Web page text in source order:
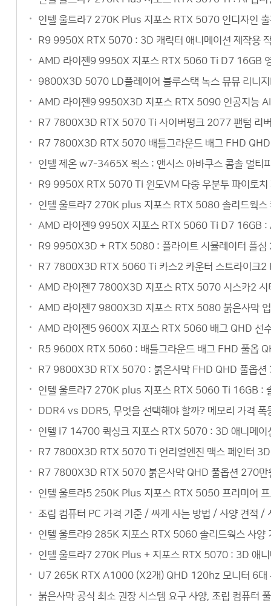
인텔 울트라7 270K Plus 지포스 RTX 5070 인디자인
R9 9950X RTX 5070 : 3D 캐릭터 애니메이션 제작용
AMD 라이젠9 9950X 지포스 RTX 5060 Ti D7 16GB
9800X3D 5070 LD플레이어 블루스택 녹스 뮤뮤 리니
AMD 라이젠9 9950X3D 지포스 RTX 5090 인공지능 AI
R7 7800X3D RTX 5070 Ti 사이버펑크 2077 팬텀 리
R7 7800X3D RTX 5070 배틀그라운드 배그 FHD QHD
인텔 제온 w7-3465X 웍스 : 앤시스 아바쿠스 콤솔 멀티
R9 9950X RTX 5070 Ti 윈도VM 다중 우분투 파이토치
인텔 울트라7 270K plus 지포스 RTX 5080 솔리드웍스
AMD 라이젠9 9950X 지포스 RTX 5060 Ti D7 16GB :
R9 9950X3D + RTX 5080 : 플라이트 시뮬레이터 플
R7 7800X3D RTX 5060 Ti 카스2 카운터 스트라이크2
AMD 라이젠7 7800X3D 지포스 RTX 5070 시스카2 시
AMD 라이젠7 9800X3D 지포스 RTX 5080 붉은사막
AMD 라이젠5 9600X 지포스 RTX 5060 배그 QHD 선
R5 9600X RTX 5060 : 배틀그라운드 배그 FHD 풀옵
R7 9800X3D RTX 5070 : 붉은사막 FHD QHD 풀옵션
인텔 울트라7 270K plus 지포스 RTX 5060 Ti 16GB :
DDR4 vs DDR5, 무엇을 선택해야 할까? 메모리 가격
인텔 i7 14700 퀵싱크 지포스 RTX 5070 : 3D 애니메이
R7 7800X3D RTX 5070 Ti 언리얼엔진 맥스 페인터 3D
R7 7800X3D RTX 5070 붉은사막 QHD 풀옵션 270만
인텔 울트라5 250K Plus 지포스 RTX 5050 프리미어
조립 컴퓨터 PC 가격 기준 / 싸게 사는 방법 / 사양 견적 /
인텔 울트라9 285K 지포스 RTX 5060 솔리드웍스 사양
인텔 울트라7 270K Plus + 지포스 RTX 5070 : 3D 애니
U7 265K RTX A1000 (X2개) QHD 120hz 모니터 6대
붉은사막 공식 최소 권장 시스템 요구 사양, 조립 컴퓨터